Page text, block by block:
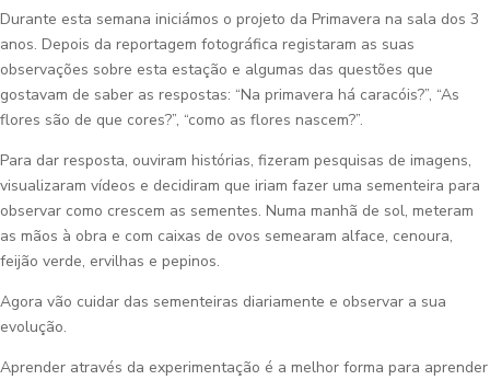
Durante esta semana iniciámos o projeto da Primavera na sala dos 3
anos. Depois da reportagem fotográfica registaram as suas
observações sobre esta estação e algumas das questões que
gostavam de saber as respostas: “Na primavera há caracóis?”, “As
flores são de que cores?”, “como as flores nascem?”.
Para dar resposta, ouviram histórias, fizeram pesquisas de imagens,
visualizaram vídeos e decidiram que iriam fazer uma sementeira para
observar como crescem as sementes. Numa manhã de sol, meteram
as mãos à obra e com caixas de ovos semearam alface, cenoura,
feijão verde, ervilhas e pepinos.
Agora vão cuidar das sementeiras diariamente e observar a sua
evolução.
Aprender através da experimentação é a melhor forma para aprender